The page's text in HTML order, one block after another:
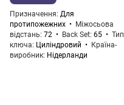
Призначення Для
протипожежних
Міжосьова
відстань 72 Back Set 65
Тип
ключа
Циліндровий
Країна-
виробник Нідерланди